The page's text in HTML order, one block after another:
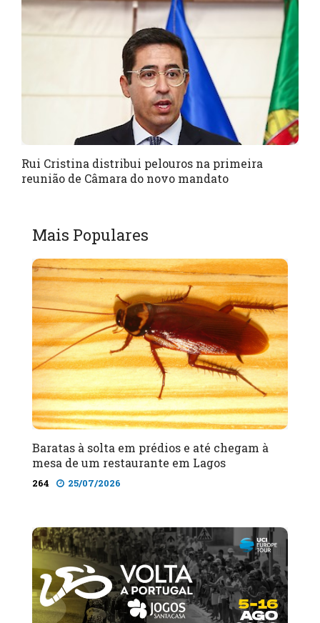
Rui Cristina distribui pelouros na primeira
reunião de Câmara do novo mandato
Mais Populares
Baratas à solta em prédios e até chegam à
mesa de um restaurante em Lagos
264 25/07/2026